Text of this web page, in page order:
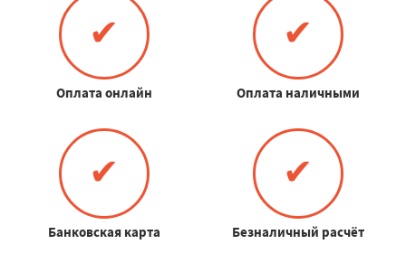
✔
Оплата онлайн
✔
Оплата наличными
✔
Банковская карта
✔
Безналичный расчёт